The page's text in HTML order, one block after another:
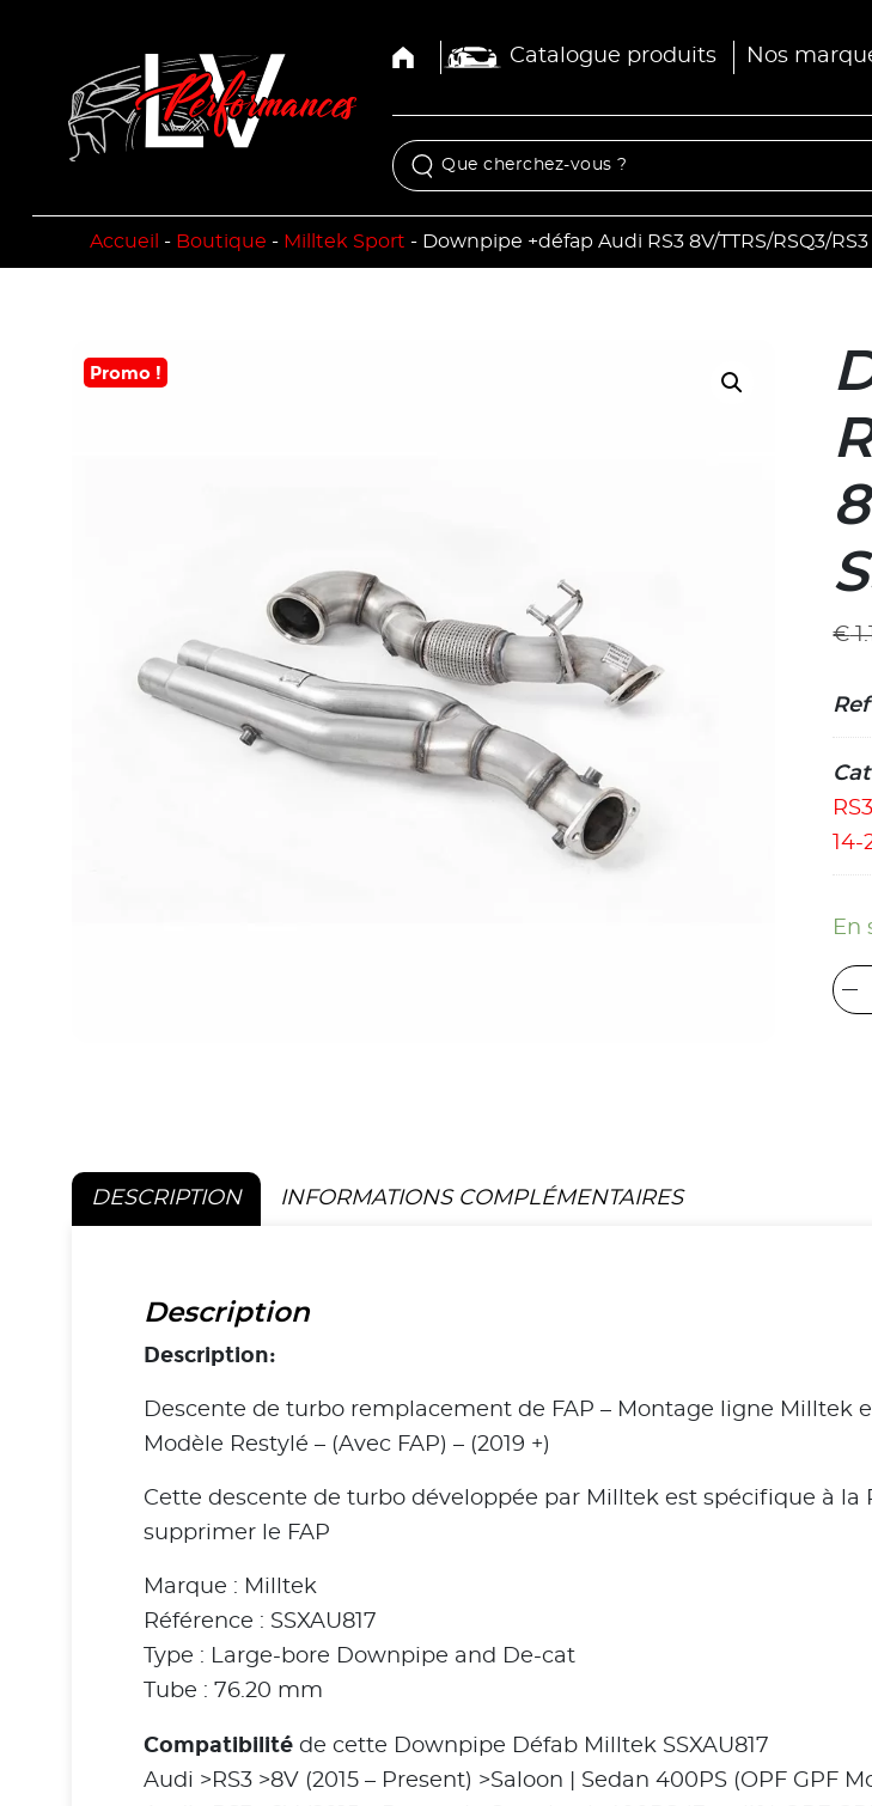
Catalogue produits Nos
Accueil - Boutique - Milltek Sport - Downpipe +défap Audi RS3 8V/TTRS/RSQ3/
Promo !
€
En
DESCRIPTION INFORMATIONS COMPLÉMENTAIRES
Description
Description:
Descente de turbo remplacement de FAP – Montage ligne Milltek
Modèle Restylé – (Avec FAP) – (2019 +)
Cette descente de turbo développée par Milltek est spécifique à la
supprimer le FAP
Marque : Milltek
Référence : SSXAU817
Type : Large-bore Downpipe and De-cat
Tube : 76.20 mm
Compatibilité de cette Downpipe Défab Milltek SSXAU817
Audi >RS3 >8V (2015 – Present) >Saloon | Sedan 400PS (OPF GPF